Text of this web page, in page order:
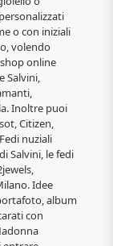
o con iniziali
volendo
online
Salvini,
Inoltre puoi
Citizen,
nuziali
Salvini, le fedi
Idee
album
con